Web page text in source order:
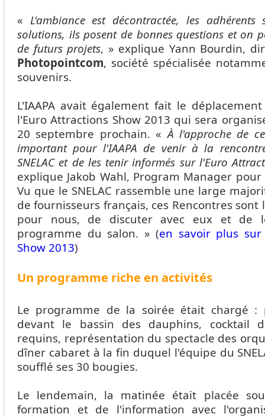
« L'ambiance est décontractée, les adhérents
solutions, ils posent de bonnes questions et on
de futurs projets, » explique Yann Bourdin,
Photopointcom, société spécialisée
souvenirs.
L'IAAPA avait également fait le
l'Euro Attractions Show 2013 qui sera
20 septembre prochain. «À l'approche de
important pour l'IAAPA de venir à la
SNELAC et de les tenir informés sur l'Euro
explique Jakob Wahl, Program Manager pour
Vu que le SNELAC rassemble une large
de fournisseurs français, ces Rencontres sont
pour nous, de discuter avec eux et de
programme du salon. » (en savoir plus
Show 2013)
Un programme riche en activités
Le programme de la soirée était chargé :
devant le bassin des dauphins, cocktail
requins, représentation du spectacle des
dîner cabaret à la fin duquel l'équipe du
soufflé ses 30 bougies.
Le lendemain, la matinée était placée
formation et de l'information avec